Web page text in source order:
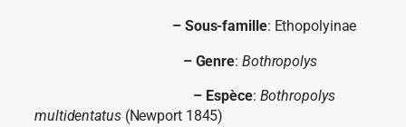
– Sous-famille: Ethopolyinae
– Genre: Bothropolys
– Espèce: Bothropolys
multidentatus (Newport 1845)